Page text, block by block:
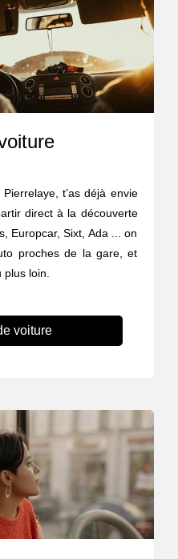
t’as déjà envie
direct à la découverte
Europcar, Sixt, Ada ... on
proches de la gare, et
loin.
voiture